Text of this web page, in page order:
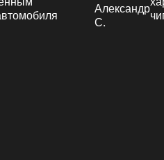
Александр
С.